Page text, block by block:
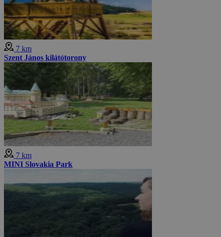
7 km
Szent János kilátótorony
7 km
MINI Slovakia Park